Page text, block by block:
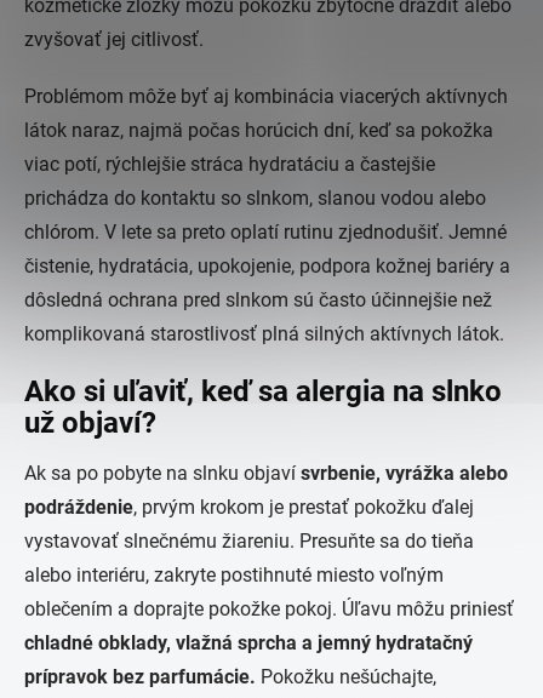
kozmetické zložky môžu pokožku zbytočne dráždiť alebo
zvyšovať jej citlivosť.
Problémom môže byť aj kombinácia viacerých aktívnych
látok naraz, najmä počas horúcich dní, keď sa pokožka
viac potí, rýchlejšie stráca hydratáciu a častejšie
prichádza do kontaktu so slnkom, slanou vodou alebo
chlórom. V lete sa preto oplatí rutinu zjednodušiť. Jemné
čistenie, hydratácia, upokojenie, podpora kožnej bariéry a
dôsledná ochrana pred slnkom sú často účinnejšie než
komplikovaná starostlivosť plná silných aktívnych látok.
Ako si uľaviť, keď sa alergia na slnko
už objaví?
Ak sa po pobyte na slnku objaví svrbenie, vyrážka alebo
podráždenie, prvým krokom je prestať pokožku ďalej
vystavovať slnečnému žiareniu. Presuňte sa do tieňa
alebo interiéru, zakryte postihnuté miesto voľným
oblečením a doprajte pokožke pokoj. Úľavu môžu priniesť
chladné obklady, vlažná sprcha a jemný hydratačný
prípravok bez parfumácie. Pokožku nešúchajte,